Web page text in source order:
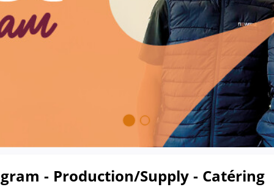
- Production/Supply - Catéring